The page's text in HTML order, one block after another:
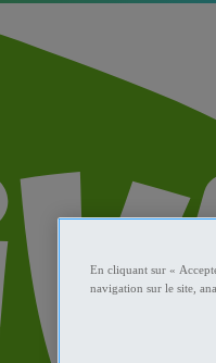
En cliquant sur «
navigation sur le site,